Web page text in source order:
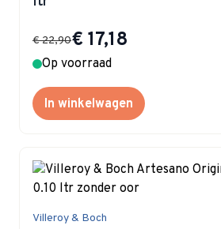
Special Price
€ 17,18
€ 22,90
Op voorraad
In winkelwagen
Villeroy & Boch